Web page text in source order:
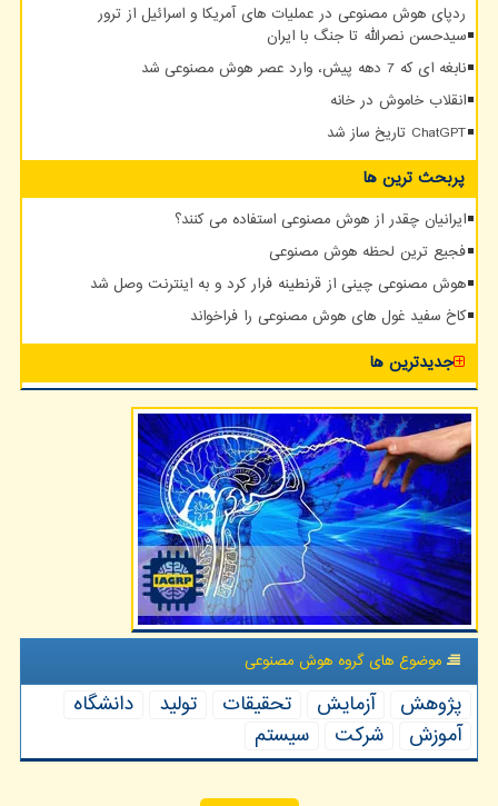
ردپای هوش مصنوعی در عملیات های آمریکا و اسرائیل از ترور
سیدحسن نصرالله تا جنگ با ایران
نابغه ای که 7 دهه پیش، وارد عصر هوش مصنوعی شد
انقلاب خاموش در خانه
ChatGPT تاریخ ساز شد
پربحث ترین ها
ایرانیان چقدر از هوش مصنوعی استفاده می کنند؟
فجیع ترین لحظه هوش مصنوعی
هوش مصنوعی چینی از قرنطینه فرار کرد و به اینترنت وصل شد
کاخ سفید غول های هوش مصنوعی را فراخواند
جدیدترین ها
موضوع های گروه هوش مصنوعی
پژوهش آزمایش تحقیقات تولید
دانشگاه
آموزش
شركت سیستم